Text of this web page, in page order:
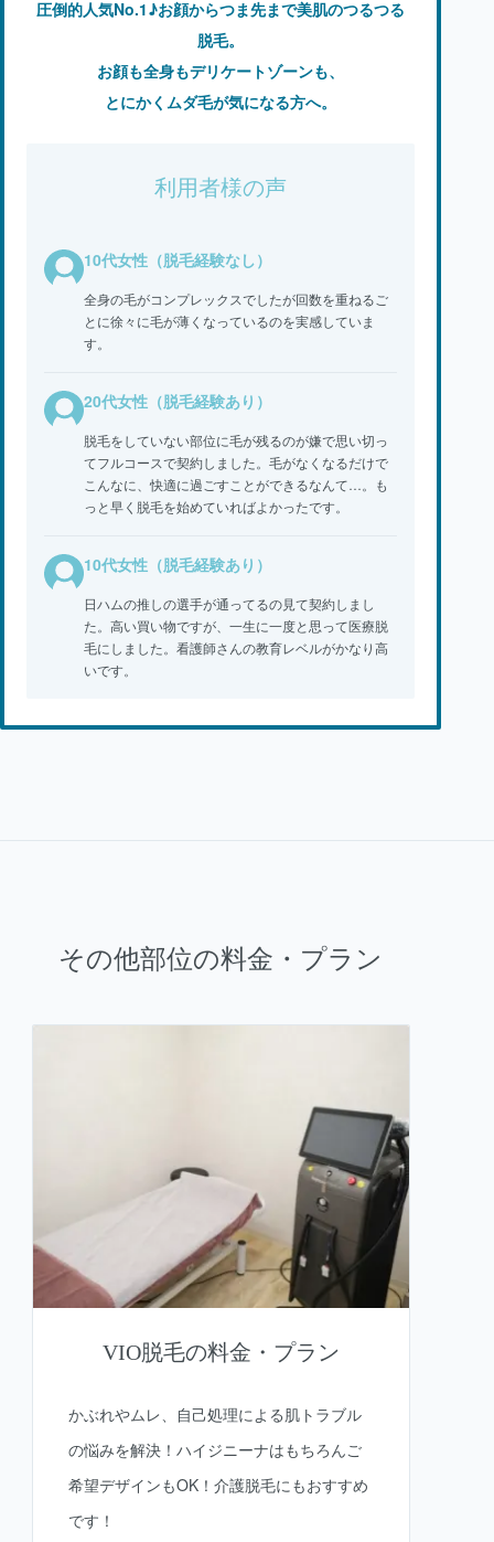
圧倒的人気No.1♪お顔からつま先まで美肌のつるつる
脱毛。
お顔も全身もデリケートゾーンも、
とにかくムダ毛が気になる方へ。
利用者様の声
10代女性（脱毛経験なし）
全身の毛がコンプレックスでしたが回数を重ねるご
とに徐々に毛が薄くなっているのを実感していま
す。
20代女性（脱毛経験あり）
脱毛をしていない部位に毛が残るのが嫌で思い切っ
てフルコースで契約しました。毛がなくなるだけで
こんなに、快適に過ごすことができるなんて…。も
っと早く脱毛を始めていればよかったです。
10代女性（脱毛経験あり）
日ハムの推しの選手が通ってるの見て契約しまし
た。高い買い物ですが、一生に一度と思って医療脱
毛にしました。看護師さんの教育レベルがかなり高
いです。
その他部位の料金・プラン
VIO脱毛の料金・プラン
かぶれやムレ、自己処理による肌トラブル
の悩みを解決！ハイジニーナはもちろんご
希望デザインもOK！介護脱毛にもおすすめ
です！